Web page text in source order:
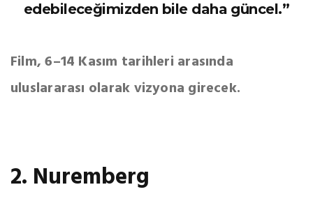
edebileceğimizden bile daha güncel.”
Film, 6–14 Kasım tarihleri arasında
uluslararası olarak vizyona girecek.
2. Nuremberg